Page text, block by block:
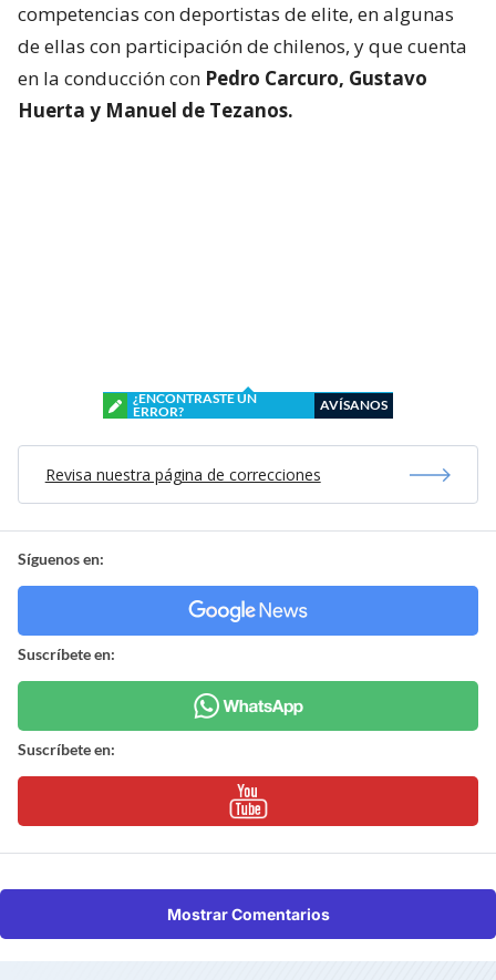
competencias con deportistas de elite, en algunas
de ellas con participación de chilenos, y que cuenta
en la conducción con Pedro Carcuro, Gustavo
Huerta y Manuel de Tezanos.
¿ENCONTRASTE UN
ERROR?
AVÍSANOS
Revisa nuestra página de correcciones
Síguenos en:
Suscríbete en:
Suscríbete en:
Mostrar Comentarios